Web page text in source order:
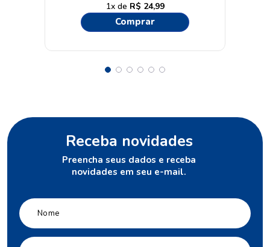
1 R$ 24,99
Comprar
Receba novidades
Preencha seus dados e receba
novidades em seu e-mail.